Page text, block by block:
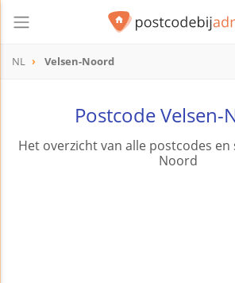
NL Velsen-Noord
Postcode Velsen-
Het overzicht van alle postcodes
Noord